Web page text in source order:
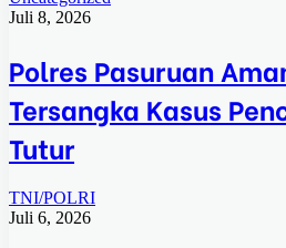
Juli 8, 2026
Polres Pasuruan
Tersangka Kasus
Tutur
TNI/POLRI
Juli 6, 2026